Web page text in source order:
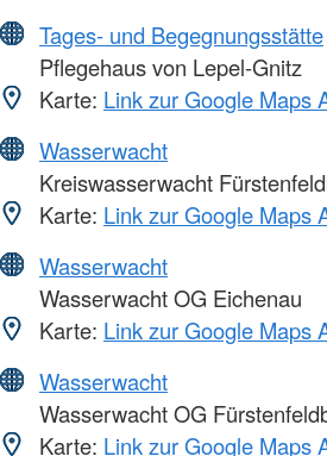
Tages- und Begegnungsstätte
Pflegehaus von Lepel-Gnitz
Karte: Link zur Google Maps
Wasserwacht
Kreiswasserwacht
Karte: Link zur Google Maps
Wasserwacht
Wasserwacht OG Eichenau
Karte: Link zur Google Maps
Wasserwacht
Wasserwacht OG
Karte: Link zur Google Maps